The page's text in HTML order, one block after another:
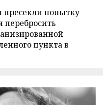
пресекли попытку
перебросить
пункта в